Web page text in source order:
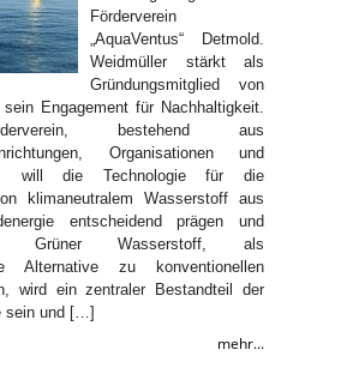
Förderverein
„AquaVentus“ Detmold.
Weidmüller stärkt als
Gründungsmitglied von
sein Engagement für Nachhaltigkeit.
bestehend aus
Organisationen und
will die Technologie für die
klimaneutralem Wasserstoff aus
entscheidend prägen und
Grüner Wasserstoff, als
Alternative zu konventionellen
wird ein zentraler Bestandteil der
sein und […]
mehr...